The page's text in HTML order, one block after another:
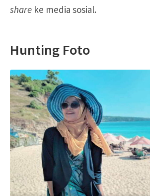
share ke media sosial.
Hunting Foto